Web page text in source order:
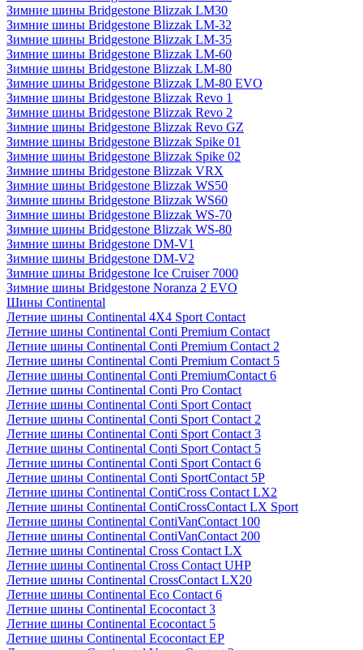
Зимние шины Bridgestone Blizzak LM30
Зимние шины Bridgestone Blizzak LM-32
Зимние шины Bridgestone Blizzak LM-35
Зимние шины Bridgestone Blizzak LM-60
Зимние шины Bridgestone Blizzak LM-80
Зимние шины Bridgestone Blizzak LM-80 EVO
Зимние шины Bridgestone Blizzak Revo 1
Зимние шины Bridgestone Blizzak Revo 2
Зимние шины Bridgestone Blizzak Revo GZ
Зимние шины Bridgestone Blizzak Spike 01
Зимние шины Bridgestone Blizzak Spike 02
Зимние шины Bridgestone Blizzak VRX
Зимние шины Bridgestone Blizzak WS50
Зимние шины Bridgestone Blizzak WS60
Зимние шины Bridgestone Blizzak WS-70
Зимние шины Bridgestone Blizzak WS-80
Зимние шины Bridgestone DM-V1
Зимние шины Bridgestone DM-V2
Зимние шины Bridgestone Ice Cruiser 7000
Зимние шины Bridgestone Noranza 2 EVO
Шины Continental
Летние шины Continental 4X4 Sport Contact
Летние шины Continental Conti Premium Contact
Летние шины Continental Conti Premium Contact 2
Летние шины Continental Conti Premium Contact 5
Летние шины Continental Conti PremiumContact 6
Летние шины Continental Conti Pro Contact
Летние шины Continental Conti Sport Contact
Летние шины Continental Conti Sport Contact 2
Летние шины Continental Conti Sport Contact 3
Летние шины Continental Conti Sport Contact 5
Летние шины Continental Conti Sport Contact 6
Летние шины Continental Conti SportContact 5P
Летние шины Continental ContiCross Contact LX2
Летние шины Continental ContiCrossContact LX Sport
Летние шины Continental ContiVanContact 100
Летние шины Continental ContiVanContact 200
Летние шины Continental Cross Contact LX
Летние шины Continental Cross Contact UHP
Летние шины Continental CrossContact LX20
Летние шины Continental Eco Contact 6
Летние шины Continental Ecocontact 3
Летние шины Continental Ecocontact 5
Летние шины Continental Ecocontact EP